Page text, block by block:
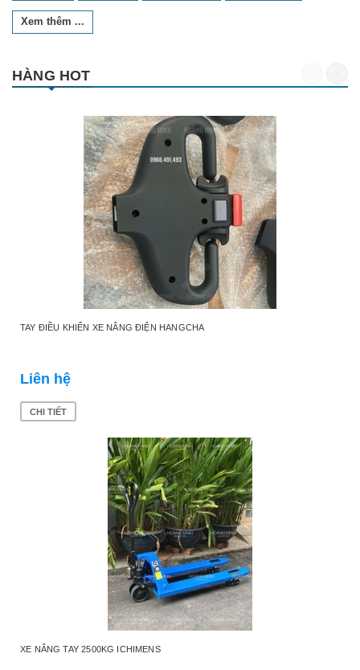
Xem thêm ...
HÀNG HOT
TAY ĐIỀU KHIỂN XE NÂNG ĐIỆN HANGCHA
Liên hệ
CHI TIẾT
XE NÂNG TAY 2500KG ICHIMENS